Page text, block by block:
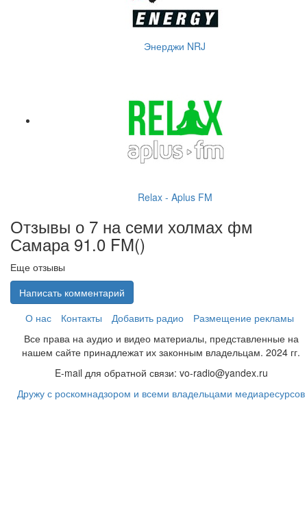
Энерджи NRJ
Relax - Aplus FM
Отзывы о 7 на семи холмах фм
Самара 91.0 FM()
Еще отзывы
Написать комментарий
О нас
Контакты Добавить радио
Размещение рекламы
Все права на аудио и видео материалы, представленные на
нашем сайте принадлежат их законным владельцам. 2024 гг.
E-mail для обратной связи: vo-radio@yandex.ru
Дружу с роскомнадзором и всеми владельцами медиаресурсов